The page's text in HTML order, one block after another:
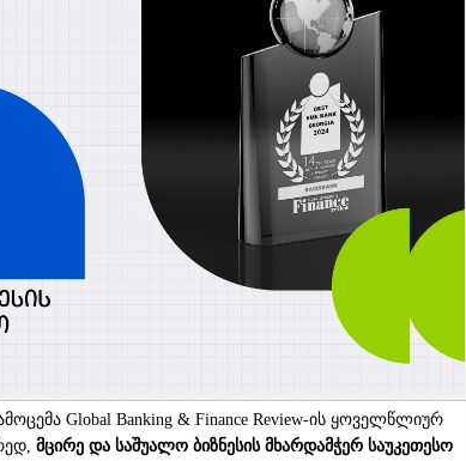
Global Banking & Finance Review-ის ყოველწლიურ
მცირე და საშუალო ბიზნესის მხარდამჭერ საუკეთესო